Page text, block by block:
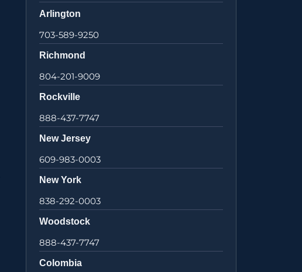
Arlington
703-589-9250
Richmond
804-201-9009
Rockville
888-437-7747
New Jersey
609-983-0003
New York
838-292-0003
Woodstock
888-437-7747
Colombia